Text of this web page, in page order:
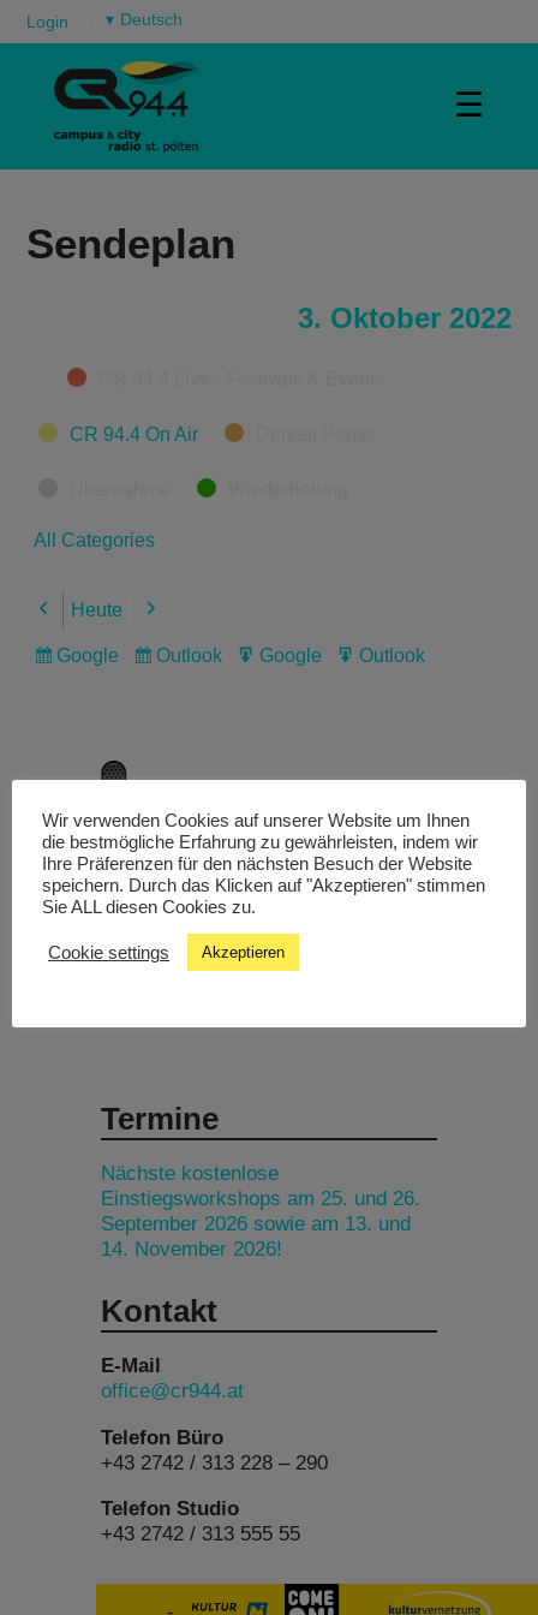
Login ▾
☰
Sendeplan
3. Oktober 2022
Categories
CR 94.4 On Air
All Categories
Previous
Heute Next
Subscribe
Google
Subscribe
Outlook
Export
Google
Export
Outlook
Livestream
Studiochat
Termine
Nächste kostenlose
Einstiegsworkshops am 25. und 26.
September 2026 sowie am 13. und
14. November 2026!
Kontakt
E-Mail
office@cr944.at
Telefon Büro
+43 2742 / 313 228 – 290
Telefon Studio
+43 2742 / 313 555 55
Wir verwenden Cookies auf unserer Website um Ihnen
die bestmögliche Erfahrung zu gewährleisten, indem wir
Ihre Präferenzen für den nächsten Besuch der Website
speichern. Durch das Klicken auf "Akzeptieren" stimmen
Sie ALL diesen Cookies zu.
Cookie settings Akzeptieren